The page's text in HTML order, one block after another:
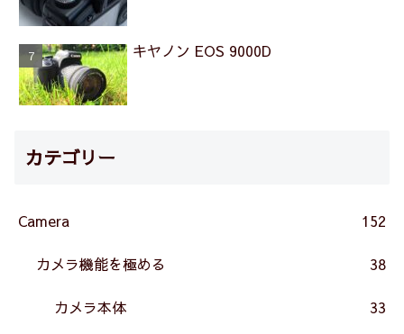
キヤノン EOS 9000D
カテゴリー
Camera 152
カメラ機能を極める 38
カメラ本体 33